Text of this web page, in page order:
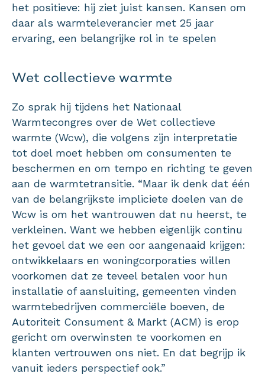
het positieve: hij ziet juist kansen. Kansen om
daar als warmteleverancier met 25 jaar
ervaring, een belangrijke rol in te spelen
Wet collectieve warmte
Zo sprak hij tijdens het Nationaal
Warmtecongres over de Wet collectieve
warmte (Wcw), die volgens zijn interpretatie
tot doel moet hebben om consumenten te
beschermen en om tempo en richting te geven
aan de warmtetransitie. “Maar ik denk dat één
van de belangrijkste impliciete doelen van de
Wcw is om het wantrouwen dat nu heerst, te
verkleinen. Want we hebben eigenlijk continu
het gevoel dat we een oor aangenaaid krijgen:
ontwikkelaars en woningcorporaties willen
voorkomen dat ze teveel betalen voor hun
installatie of aansluiting, gemeenten vinden
warmtebedrijven commerciële boeven, de
Autoriteit Consument & Markt (ACM) is erop
gericht om overwinsten te voorkomen en
klanten vertrouwen ons niet. En dat begrijp ik
vanuit ieders perspectief ook.”